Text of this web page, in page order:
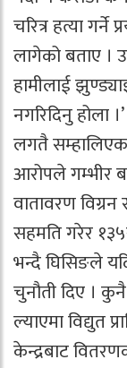
चरित्र हत्या
लागेको बताए ।
हामीलाई
नगरिदिनु होला ।’
लगतै
आरोपले गम्भीर
वातावरण
सहमति गरेर
भन्दै घिसिङले
चुनौती दिए ।
ल्याएमा विद्युत
केन्द्रबाट